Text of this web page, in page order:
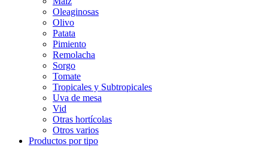
Oleaginosas
Olivo
Patata
Pimiento
Remolacha
Sorgo
Tomate
Tropicales y Subtropicales
Uva de mesa
Vid
Otras hortícolas
Otros varios
Productos por tipo